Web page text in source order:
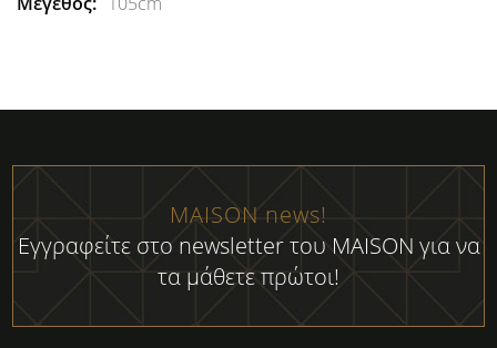
MAISON news!
Εγγραφείτε στο newsletter του MAISON για να
τα μάθετε πρώτοι!